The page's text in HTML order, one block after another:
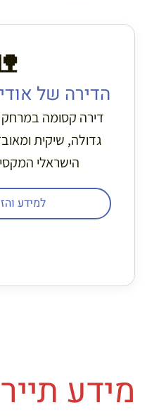
הדירה של
דירה קסומה
גדולה, שיקית
הישראלי
למידע
מידע